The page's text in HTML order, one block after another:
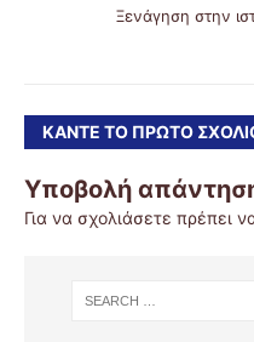
Ξενάγηση στην
ΚΆΝΤΕ ΤΟ ΠΡΏΤΟ
Υποβολή
Για να σχολιάσετε πρέπει